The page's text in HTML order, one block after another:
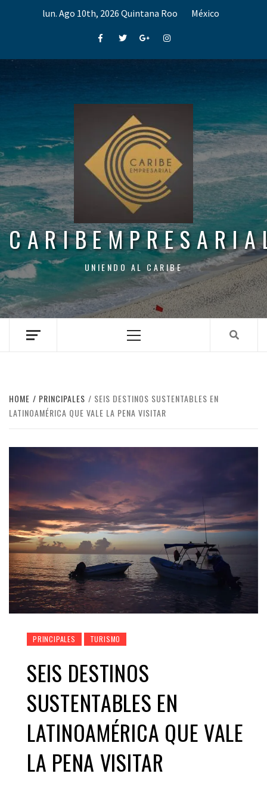
lun. Ago 10th, 2026 Quintana Roo México
FacebookTwitterGoogle+Instagram
UNIENDO AL CARIBE
Menu
HOME PRINCIPALES
SEIS DESTINOS SUSTENTABLES EN
LATINOAMÉRICA QUE VALE LA PENA VISITAR
PRINCIPALES TURISMO
SEIS DESTINOS
SUSTENTABLES EN
LATINOAMÉRICA QUE VALE
LA PENA VISITAR